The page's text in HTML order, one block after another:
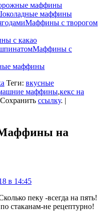
маффины
маффины
Маффины с творогом
с какао
Маффины с
маффины
Теги: вкусные
маффины,кекс на
ссылку. |
на
в 14:45
пеку -всегда на пять!
стаканам-не рецептурно!